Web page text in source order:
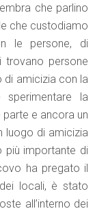
che parlino
che custodiamo
le persone, di
trovano persone
di amicizia con la
sperimentare la
parte e ancora un
luogo di amicizia
più importante di
ha pregato il
locali, è stato
all’interno dei